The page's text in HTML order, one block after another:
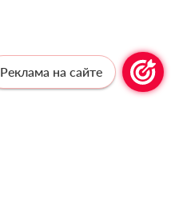
Реклама на сайте